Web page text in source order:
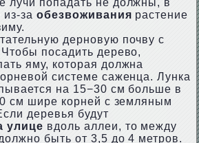
лучи попадать не должны, в
из-заобезвоживания растение
дерновую почву с
посадить дерево,
яму, которая должна
системе саженца. Лунка
на 15−30 см больше в
см шире корней с земляным
деревья будут
улице вдоль аллеи, то между
быть от 3,5 до 4 метров.